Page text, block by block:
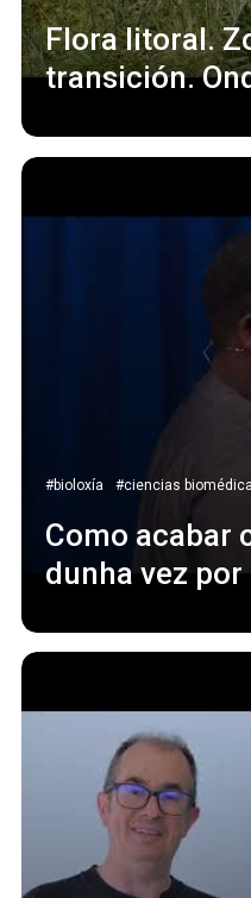
Flora litoral.
transición.
#bioloxía #ciencias
Como acabar
dunha vez por